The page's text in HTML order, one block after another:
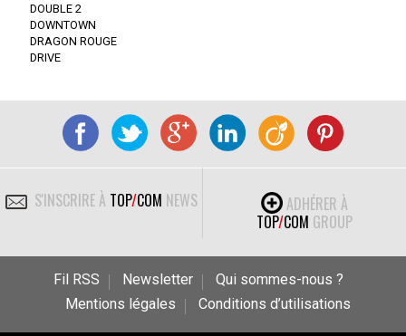
DOUBLE 2
DOWNTOWN
DRAGON ROUGE
DRIVE
S'INSCRIRE À TOP/COM NEWS
ADHÉRER À
TOP/COM GROUP
Fil RSS Newsletter
Qui sommes-nous ?
Mentions légales
Conditions d’utilisations